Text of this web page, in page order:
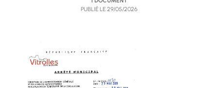
PUBLIÉ LE 29/05/2026